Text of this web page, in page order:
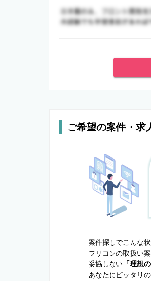
ご希望の案件・求
案件探しでこんな
フリコンの取扱い
妥協しない 「理想
あなたにピッタリ